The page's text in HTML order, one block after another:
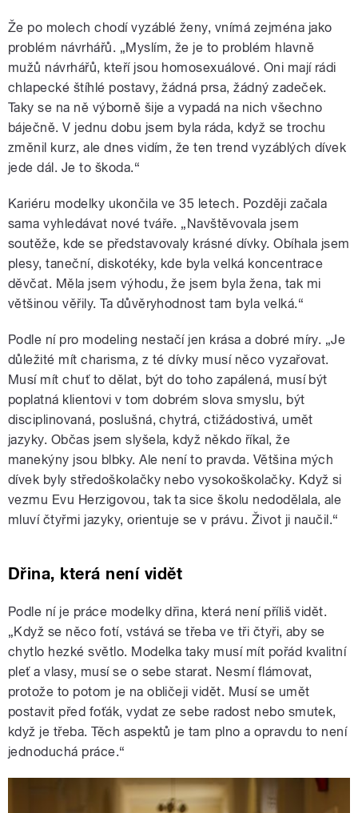
Že po molech chodí vyzáblé ženy, vnímá zejména jako
problém návrhářů. „Myslím, že je to problém hlavně
mužů návrhářů, kteří jsou homosexuálové. Oni mají rádi
chlapecké štíhlé postavy, žádná prsa, žádný zadeček.
Taky se na ně výborně šije a vypadá na nich všechno
báječně. V jednu dobu jsem byla ráda, když se trochu
změnil kurz, ale dnes vidím, že ten trend vyzáblých dívek
jede dál. Je to škoda.“
Kariéru modelky ukončila ve 35 letech. Později začala
sama vyhledávat nové tváře. „Navštěvovala jsem
soutěže, kde se představovaly krásné dívky. Obíhala jsem
plesy, taneční, diskotéky, kde byla velká koncentrace
děvčat. Měla jsem výhodu, že jsem byla žena, tak mi
většinou věřily. Ta důvěryhodnost tam byla velká.“
Podle ní pro modeling nestačí jen krása a dobré míry. „Je
důležité mít charisma, z té dívky musí něco vyzařovat.
Musí mít chuť to dělat, být do toho zapálená, musí být
poplatná klientovi v tom dobrém slova smyslu, být
disciplinovaná, poslušná, chytrá, ctižádostivá, umět
jazyky. Občas jsem slyšela, když někdo říkal, že
manekýny jsou blbky. Ale není to pravda. Většina mých
dívek byly středoškolačky nebo vysokoškolačky. Když si
vezmu Evu Herzigovou, tak ta sice školu nedodělala, ale
mluví čtyřmi jazyky, orientuje se v právu. Život ji naučil.“
Dřina, která není vidět
Podle ní je práce modelky dřina, která není příliš vidět.
„Když se něco fotí, vstává se třeba ve tři čtyři, aby se
chytlo hezké světlo. Modelka taky musí mít pořád kvalitní
pleť a vlasy, musí se o sebe starat. Nesmí flámovat,
protože to potom je na obličeji vidět. Musí se umět
postavit před foťák, vydat ze sebe radost nebo smutek,
když je třeba. Těch aspektů je tam plno a opravdu to není
jednoduchá práce.“